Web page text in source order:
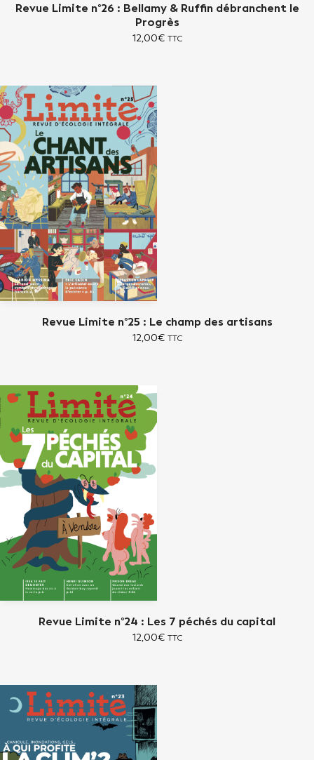
Revue Limite n°26 : Bellamy & Ruffin débranchent le
Progrès
12,00€ TTC
Revue Limite n°25 : Le champ des artisans
12,00€ TTC
Revue Limite n°24 : Les 7 péchés du capital
12,00€ TTC